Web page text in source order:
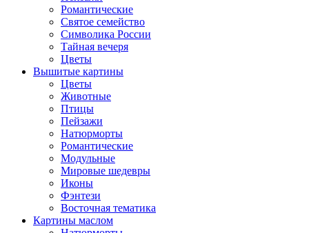
Романтические
Святое семейство
Символика России
Тайная вечеря
Цветы
Вышитые картины
Цветы
Животные
Птицы
Пейзажи
Натюрморты
Романтические
Модульные
Мировые шедевры
Иконы
Фэнтези
Восточная тематика
Картины маслом